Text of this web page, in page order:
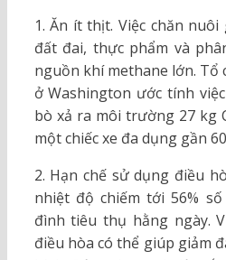
1. Ăn ít thịt. Việc chăn
đất đai, thực phẩm và
nguồn khí methane lớn. Tổ
ở Washington ước tính
bò xả ra môi trường 27 kg
một chiếc xe đa dụng gần
2. Hạn chế sử dụng điều
nhiệt độ chiếm tới 56%
đình tiêu thụ hằng ngày.
điều hòa có thể giúp giảm